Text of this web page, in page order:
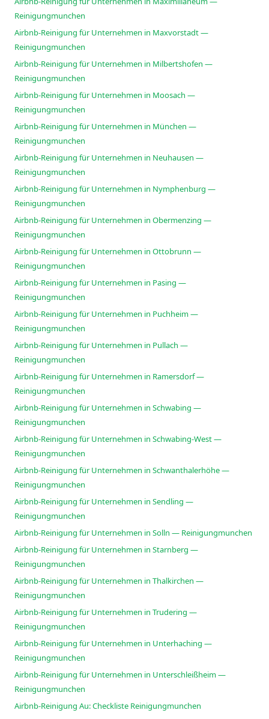
Reinigungmunchen
Airbnb-Reinigung für Unternehmen in Maxvorstadt —
Reinigungmunchen
Airbnb-Reinigung für Unternehmen in Milbertshofen —
Reinigungmunchen
Airbnb-Reinigung für Unternehmen in Moosach —
Reinigungmunchen
Airbnb-Reinigung für Unternehmen in München —
Reinigungmunchen
Airbnb-Reinigung für Unternehmen in Neuhausen —
Reinigungmunchen
Airbnb-Reinigung für Unternehmen in Nymphenburg —
Reinigungmunchen
Airbnb-Reinigung für Unternehmen in Obermenzing —
Reinigungmunchen
Airbnb-Reinigung für Unternehmen in Ottobrunn —
Reinigungmunchen
Airbnb-Reinigung für Unternehmen in Pasing —
Reinigungmunchen
Airbnb-Reinigung für Unternehmen in Puchheim —
Reinigungmunchen
Airbnb-Reinigung für Unternehmen in Pullach —
Reinigungmunchen
Airbnb-Reinigung für Unternehmen in Ramersdorf —
Reinigungmunchen
Airbnb-Reinigung für Unternehmen in Schwabing —
Reinigungmunchen
Airbnb-Reinigung für Unternehmen in Schwabing-West —
Reinigungmunchen
Airbnb-Reinigung für Unternehmen in Schwanthalerhöhe —
Reinigungmunchen
Airbnb-Reinigung für Unternehmen in Sendling —
Reinigungmunchen
Airbnb-Reinigung für Unternehmen in Solln — Reinigungmunchen
Airbnb-Reinigung für Unternehmen in Starnberg —
Reinigungmunchen
Airbnb-Reinigung für Unternehmen in Thalkirchen —
Reinigungmunchen
Airbnb-Reinigung für Unternehmen in Trudering —
Reinigungmunchen
Airbnb-Reinigung für Unternehmen in Unterhaching —
Reinigungmunchen
Airbnb-Reinigung für Unternehmen in Unterschleißheim —
Reinigungmunchen
Airbnb-Reinigung Au: Checkliste Reinigungmunchen